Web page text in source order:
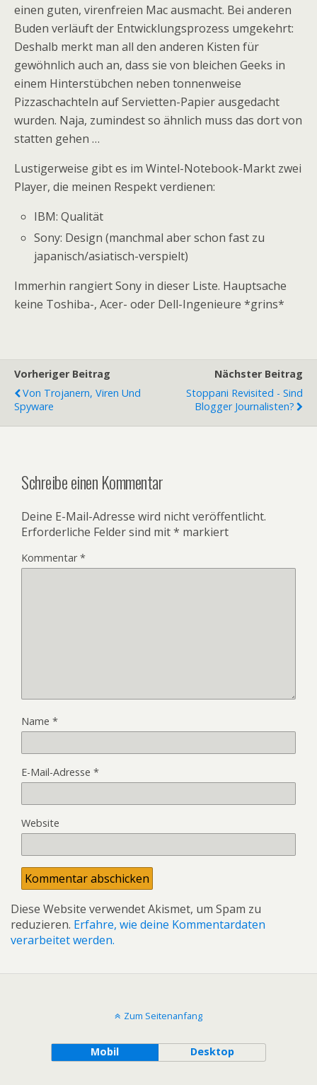
einen guten, virenfreien Mac ausmacht. Bei anderen
Buden verläuft der Entwicklungsprozess umgekehrt:
Deshalb merkt man all den anderen Kisten für
gewöhnlich auch an, dass sie von bleichen Geeks in
einem Hinterstübchen neben tonnenweise
Pizzaschachteln auf Servietten-Papier ausgedacht
wurden. Naja, zumindest so ähnlich muss das dort von
statten gehen …
Lustigerweise gibt es im Wintel-Notebook-Markt zwei
Player, die meinen Respekt verdienen:
IBM: Qualität
Sony: Design (manchmal aber schon fast zu
japanisch/asiatisch-verspielt)
Immerhin rangiert Sony in dieser Liste. Hauptsache
keine Toshiba-, Acer- oder Dell-Ingenieure *grins*
Vorheriger Beitrag
Von Trojanern, Viren Und
Spyware
Nächster Beitrag
Stoppani Revisited - Sind
Blogger Journalisten?
Schreibe einen Kommentar
Deine E-Mail-Adresse wird nicht veröffentlicht.
Erforderliche Felder sind mit* markiert
Kommentar*
Name *
E-Mail-Adresse *
Website
Diese Website verwendet Akismet, um Spam zu
reduzieren. Erfahre, wie deine Kommentardaten
verarbeitet werden.
Zum Seitenanfang
Mobil Desktop